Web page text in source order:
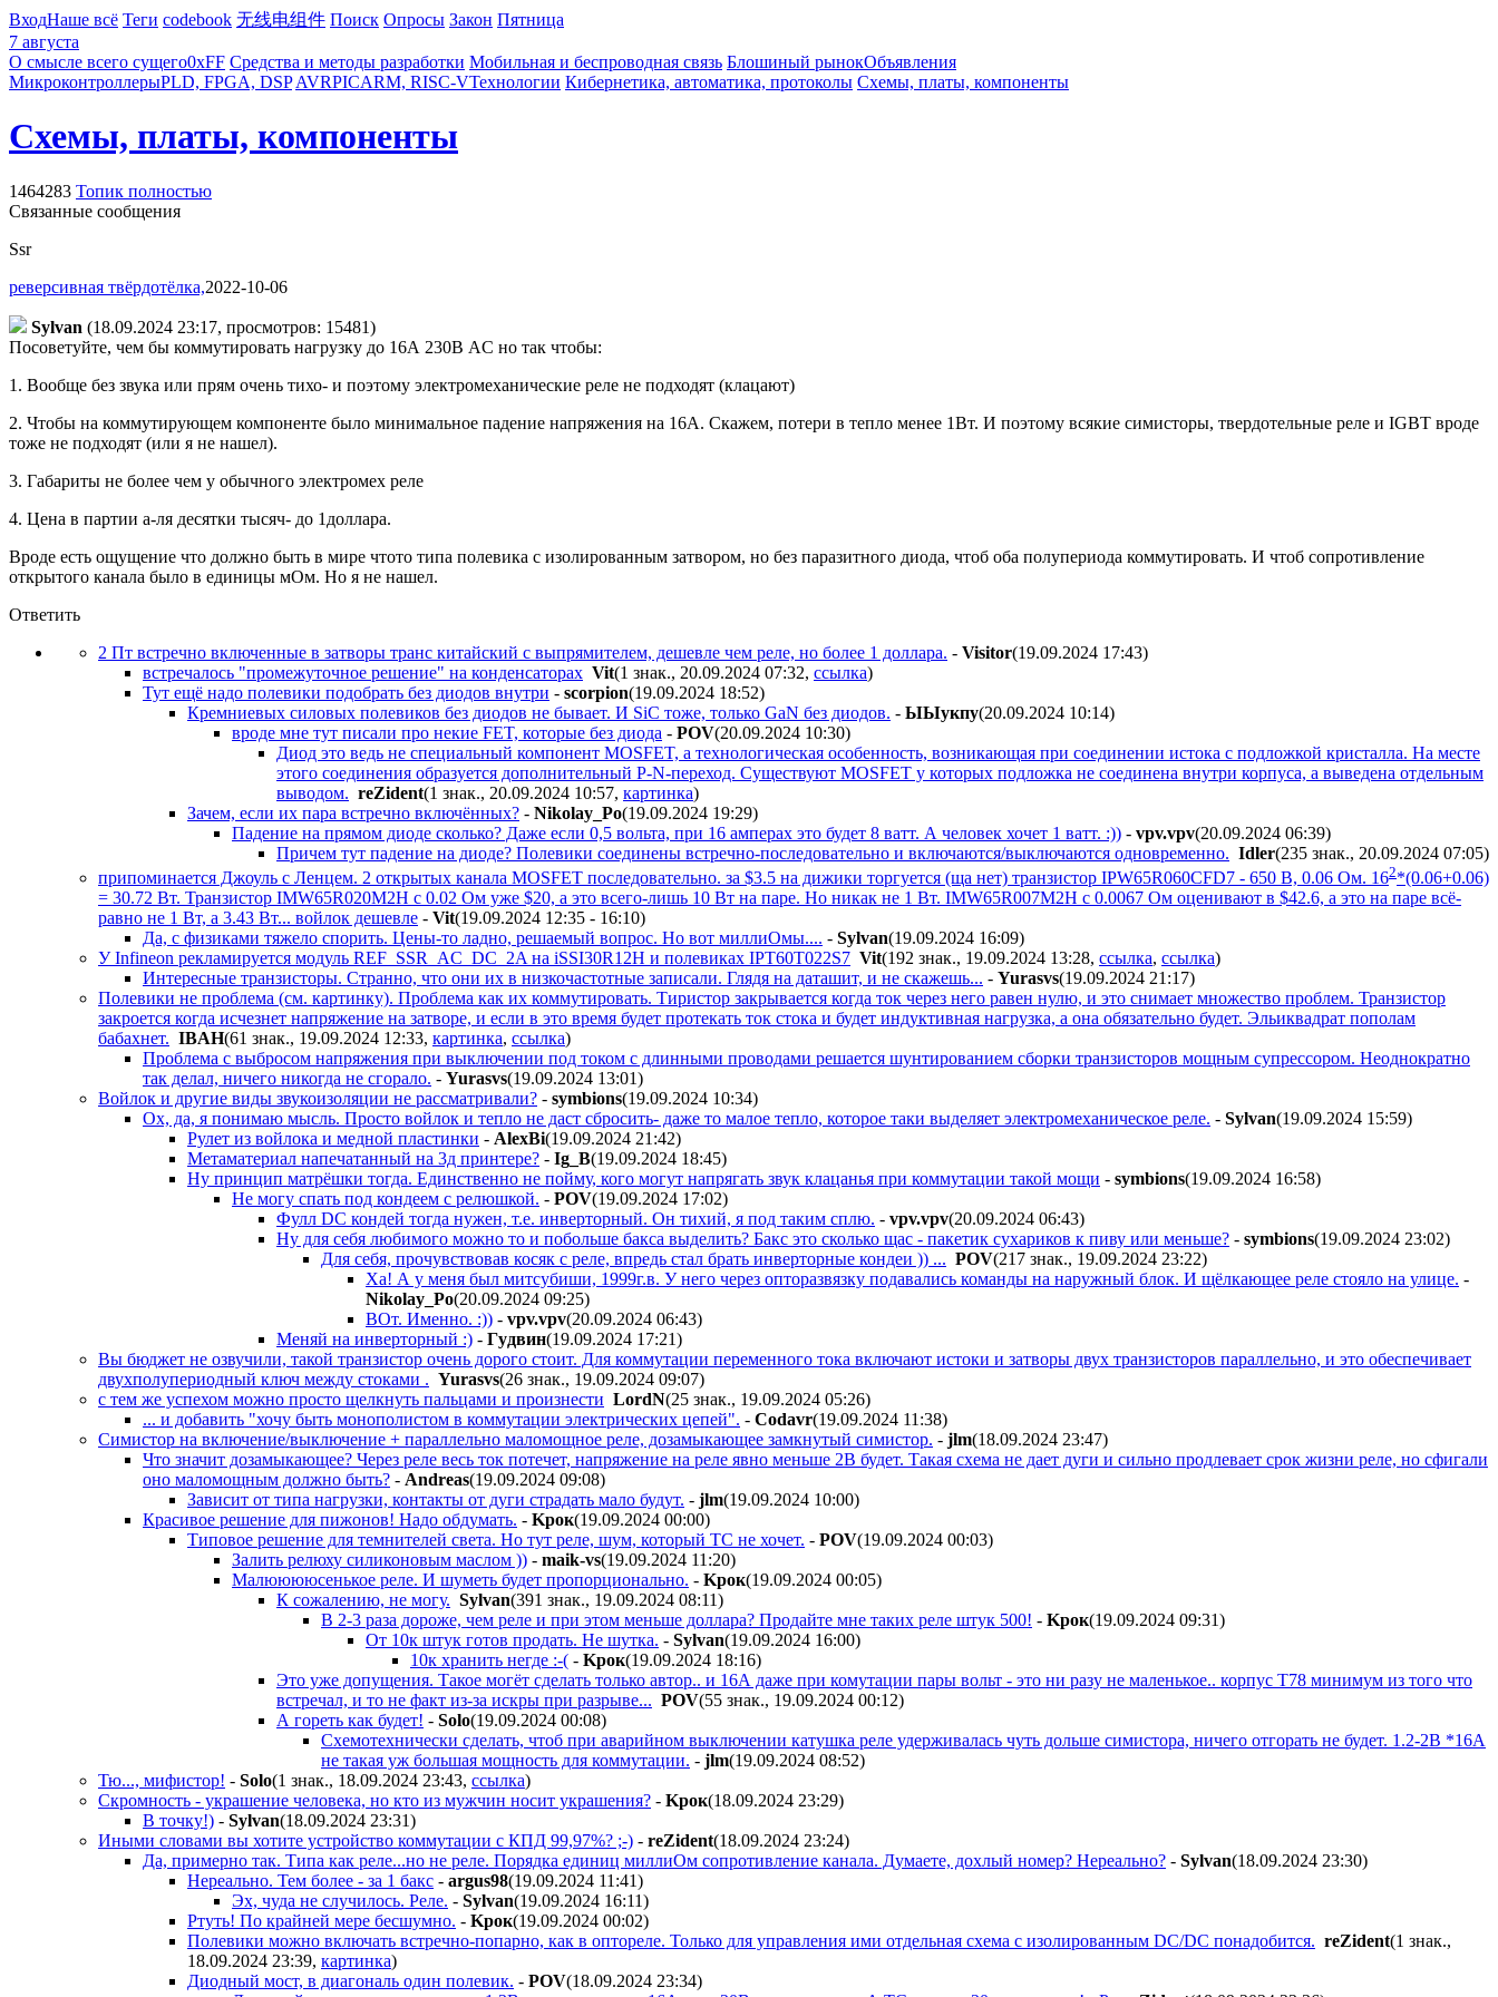
ВходНаше всё Теги codebook 无线电组件 Поиск Опросы Закон Пятница
7 августа
О смысле всего сущего0xFF Средства и методы разработки Мобильная и беспроводная связь Блошиный рынокОбъявления
МикроконтроллерыPLD, FPGA, DSP AVRPICARM, RISC-VТехнологии Кибернетика, автоматика, протоколы Схемы, платы, компоненты
Схемы, платы, компоненты
1464283 Топик полностью
Связанные сообщения
Ssr
реверсивная твёрдотёлка,2022-10-06
Sylvan (18.09.2024 23:17, просмотров: 15481)
Посоветуйте, чем бы коммутировать нагрузку до 16А 230В AC но так чтобы:
1. Вообще без звука или прям очень тихо- и поэтому электромеханические реле не подходят (клацают)
2. Чтобы на коммутирующем компоненте было минимальное падение напряжения на 16А. Скажем, потери в тепло менее 1Вт. И поэтому всякие симисторы, твердотельные реле и IGBT вроде
тоже не подходят (или я не нашел).
3. Габариты не более чем у обычного электромех реле
4. Цена в партии а-ля десятки тысяч- до 1доллара.
Вроде есть ощущение что должно быть в мире чтото типа полевика с изолированным затвором, но без паразитного диода, чтоб оба полупериода коммутировать. И чтоб сопротивление
открытого канала было в единицы мОм. Но я не нашел.
Ответить
2 Пт встречно включенные в затворы транс китайский с выпрямителем, дешевле чем реле, но более 1 доллара. - Visitor(19.09.2024 17:43)
встречалось "промежуточное решение" на конденсаторах Vit(1 знак., 20.09.2024 07:32, ссылка)
Тут ещё надо полевики подобрать без диодов внутри - scorpion(19.09.2024 18:52)
Кремниевых силовых полевиков без диодов не бывает. И SiC тоже, только GaN без диодов. - ЫЫyкпy(20.09.2024 10:14)
вроде мне тут писали про некие FET, которые без диода - POV(20.09.2024 10:30)
Диод это ведь не специальный компонент MOSFET, а технологическая особенность, возникающая при соединении истока с подложкой кристалла. На месте
этого соединения образуется дополнительный P-N-переход. Существуют MOSFET у которых подложка не соединена внутри корпуса, а выведена отдельным
выводом. reZident(1 знак., 20.09.2024 10:57, картинка)
Зачем, если их пара встречно включённых? - Nikolay_Po(19.09.2024 19:29)
Падение на прямом диоде сколько? Даже если 0,5 вольта, при 16 амперах это будет 8 ватт. А человек хочет 1 ватт. :)) - vpv.vpv(20.09.2024 06:39)
Причем тут падение на диоде? Полевики соединены встречно-последовательно и включаются/выключаются одновременно. Idler(235 знак., 20.09.2024 07:05)
припоминается Джоуль с Ленцем. 2 открытых канала MOSFET последовательно. за $3.5 на дижики торгуется (ща нет) транзистор IPW65R060CFD7 - 650 В, 0.06 Ом. 162*(0.06+0.06)
= 30.72 Вт. Транзистор IMW65R020M2H с 0.02 Ом уже $20, а это всего-лишь 10 Вт на паре. Но никак не 1 Вт. IMW65R007M2H с 0.0067 Ом оценивают в $42.6, а это на паре всё-
равно не 1 Вт, а 3.43 Вт... войлок дешевле - Vit(19.09.2024 12:35 - 16:10)
Да, с физиками тяжело спорить. Цены-то ладно, решаемый вопрос. Но вот миллиОмы.... - Sylvan(19.09.2024 16:09)
У Infineon рекламируется модуль REF_SSR_AC_DC_2A на iSSI30R12H и полевиках IPT60T022S7 Vit(192 знак., 19.09.2024 13:28, ссылка, ссылка)
Интересные транзисторы. Странно, что они их в низкочастотные записали. Глядя на даташит, и не скажешь... - Yurasvs(19.09.2024 21:17)
Полевики не проблема (см. картинку). Проблема как их коммутировать. Тиристор закрывается когда ток через него равен нулю, и это снимает множество проблем. Транзистор
закроется когда исчезнет напряжение на затворе, и если в это время будет протекать ток стока и будет индуктивная нагрузка, а она обязательно будет. Эльиквадрат пополам
бабахнет. IBAH(61 знак., 19.09.2024 12:33, картинка, ссылка)
Проблема с выбросом напряжения при выключении под током с длинными проводами решается шунтированием сборки транзисторов мощным супрессором. Неоднократно
так делал, ничего никогда не сгорало. - Yurasvs(19.09.2024 13:01)
Войлок и другие виды звукоизоляции не рассматривали? - symbions(19.09.2024 10:34)
Ох, да, я понимаю мысль. Просто войлок и тепло не даст сбросить- даже то малое тепло, которое таки выделяет электромеханическое реле. - Sylvan(19.09.2024 15:59)
Рулет из войлока и медной пластинки - AlexBi(19.09.2024 21:42)
Метаматериал напечатанный на 3д принтере? - Ig_B(19.09.2024 18:45)
Ну принцип матрёшки тогда. Единственно не пойму, кого могут напрягать звук клацанья при коммутации такой мощи - symbions(19.09.2024 16:58)
Не могу спать под кондеем с релюшкой. - POV(19.09.2024 17:02)
Фулл DC кондей тогда нужен, т.е. инверторный. Он тихий, я под таким сплю. - vpv.vpv(20.09.2024 06:43)
Ну для себя любимого можно то и побольше бакса выделить? Бакс это сколько щас - пакетик сухариков к пиву или меньше? - symbions(19.09.2024 23:02)
Для себя, прочувствовав косяк с реле, впредь стал брать инверторные кондеи )) ... POV(217 знак., 19.09.2024 23:22)
Ха! А у меня был митсубиши, 1999г.в. У него через опторазвязку подавались команды на наружный блок. И щёлкающее реле стояло на улице. -
Nikolay_Po(20.09.2024 09:25)
ВОт. Именно. :)) - vpv.vpv(20.09.2024 06:43)
Меняй на инверторный :) - Гyдвин(19.09.2024 17:21)
Вы бюджет не озвучили, такой транзистор очень дорого стоит. Для коммутации переменного тока включают истоки и затворы двух транзисторов параллельно, и это обеспечивает
двухполупериодный ключ между стоками . Yurasvs(26 знак., 19.09.2024 09:07)
с тем же успехом можно просто щелкнуть пальцами и произнести LordN(25 знак., 19.09.2024 05:26)
... и добавить "хочу быть монополистом в коммутации электрических цепей". - Codavr(19.09.2024 11:38)
Симистор на включение/выключение + параллельно маломощное реле, дозамыкающее замкнутый симистор. - jlm(18.09.2024 23:47)
Что значит дозамыкающее? Через реле весь ток потечет, напряжение на реле явно меньше 2В будет. Такая схема не дает дуги и сильно продлевает срок жизни реле, но сфигали
оно маломощным должно быть? - Andreas(19.09.2024 09:08)
Зависит от типа нагрузки, контакты от дуги страдать мало будут. - jlm(19.09.2024 10:00)
Красивое решение для пижонов! Надо обдумать. - Kpoк(19.09.2024 00:00)
Типовое решение для темнителей света. Но тут реле, шум, который ТС не хочет. - POV(19.09.2024 00:03)
Залить релюху силиконовым маслом )) - maik-vs(19.09.2024 11:20)
Малююююсенькое реле. И шуметь будет пропорционально. - Kpoк(19.09.2024 00:05)
К сожалению, не могу. Sylvan(391 знак., 19.09.2024 08:11)
В 2-3 раза дороже, чем реле и при этом меньше доллара? Продайте мне таких реле штук 500! - Kpoк(19.09.2024 09:31)
От 10к штук готов продать. Не шутка. - Sylvan(19.09.2024 16:00)
10к хранить негде :-( - Kpoк(19.09.2024 18:16)
Это уже допущения. Такое могёт сделать только автор.. и 16А даже при комутации пары вольт - это ни разу не маленькое.. корпус T78 минимум из того что
встречал, и то не факт из-за искры при разрыве... POV(55 знак., 19.09.2024 00:12)
А гореть как будет! - Solo(19.09.2024 00:08)
Схемотехнически сделать, чтоб при аварийном выключении катушка реле удерживалась чуть дольше симистора, ничего отгорать не будет. 1.2-2В *16А
не такая уж большая мощность для коммутации. - jlm(19.09.2024 08:52)
Тю..., мифистор! - Solo(1 знак., 18.09.2024 23:43, ссылка)
Скромность - украшение человека, но кто из мужчин носит украшения? - Kpoк(18.09.2024 23:29)
В точку!) - Sylvan(18.09.2024 23:31)
Иными словами вы хотите устройство коммутации с КПД 99,97%? ;-) - reZident(18.09.2024 23:24)
Да, примерно так. Типа как реле...но не реле. Порядка единиц миллиОм сопротивление канала. Думаете, дохлый номер? Нереально? - Sylvan(18.09.2024 23:30)
Нереально. Тем более - за 1 бакс - argus98(19.09.2024 11:41)
Эх, чуда не случилось. Реле. - Sylvan(19.09.2024 16:11)
Ртуть! По крайней мере бесшумно. - Kpoк(19.09.2024 00:02)
Полевики можно включать встречно-попарно, как в оптореле. Только для управления ими отдельная схема с изолированным DC/DC понадобится. reZident(1 знак.,
18.09.2024 23:39, картинка)
Диодный мост, в диагональ один полевик. - POV(18.09.2024 23:34)